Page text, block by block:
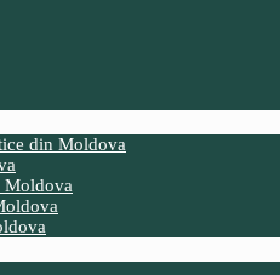
din Moldova
Moldova